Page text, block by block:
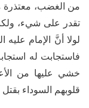
من الغضب، معتذرة
تقدر على شيء،
لولا أنَّ الإمام
فاستجابت له
خشي عليها من
قلوبهم السوداء